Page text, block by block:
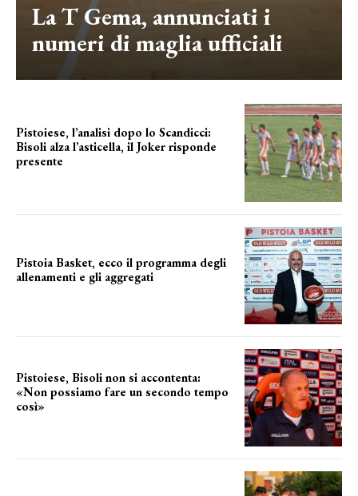
La T Gema, annunciati i
numeri di maglia ufficiali
Pistoiese, l’analisi dopo lo Scandicci:
Bisoli alza l’asticella, il Joker risponde
presente
Pistoia Basket, ecco il programma degli
allenamenti e gli aggregati
Pistoiese, Bisoli non si accontenta:
«Non possiamo fare un secondo tempo
così»